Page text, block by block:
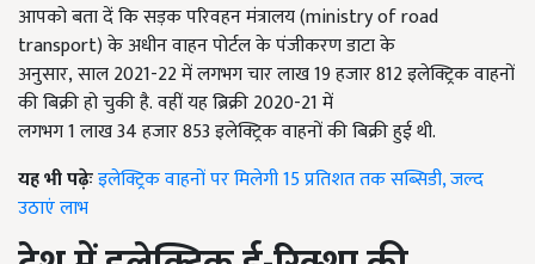
आपको बता दें कि सड़क परिवहन मंत्रालय (ministry of road
transport) के अधीन वाहन पोर्टल के पंजीकरण डाटा के
अनुसार, साल 2021-22 में लगभग चार लाख 19 हजार 812 इलेक्ट्रिक वाहनों
की बिक्री हो चुकी है. वहीं यह ब्रिक्री 2020-21 में
लगभग 1 लाख 34 हजार 853 इलेक्ट्रिक वाहनों की बिक्री हुई थी.
यह भी पढ़ेःइलेक्ट्रिक वाहनों पर मिलेगी 15 प्रतिशत तक सब्सिडी, जल्द
उठाएं लाभ